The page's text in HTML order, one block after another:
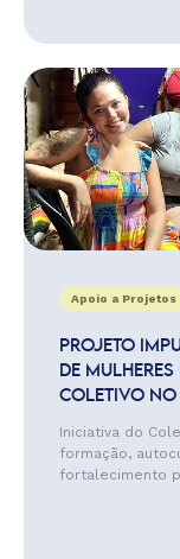
Apoio a Projetos
PROJETO
DE
COLETIVO NO
Iniciativa do
formação,
fortalecimento